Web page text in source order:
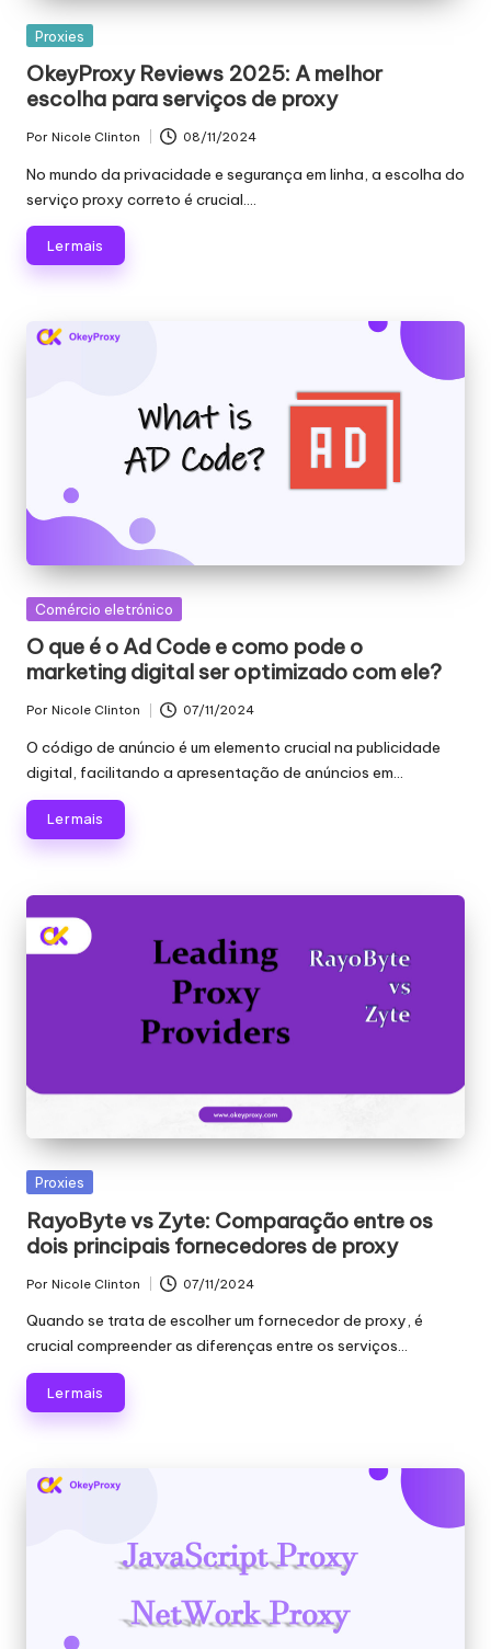
Publicado
Proxies
OkeyProxy Reviews 2025: A melhor
escolha para serviços de proxy
Publicado
por
Por Nicole Clinton 08/11/2024
No mundo da privacidade e segurança em linha, a escolha do
serviço proxy correto é crucial....
Ler mais
Publicado
Comércio eletrónico
O que é o Ad Code e como pode o
marketing digital ser optimizado com ele?
por
Por Nicole Clinton 07/11/2024
O código de anúncio é um elemento crucial na publicidade
digital, facilitando a apresentação de anúncios em...
Ler mais
Publicado
Proxies
RayoByte vs Zyte: Comparação entre os
dois principais fornecedores de proxy
Publicado
por
Por Nicole Clinton 07/11/2024
Quando se trata de escolher um fornecedor de proxy, é
crucial compreender as diferenças entre os serviços...
Ler mais